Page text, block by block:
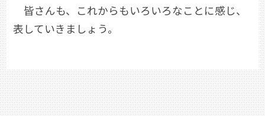
皆さんも、これからもいろいろなことに感じ、
表していきましょう。